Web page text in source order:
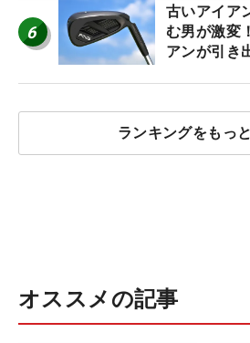
6
古いアイア
む男が激変
アンが引き
ランキングをもっ
オススメの記事